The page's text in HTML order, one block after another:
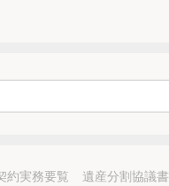
約実務要覧 遺産分割協議書